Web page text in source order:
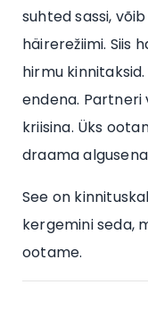
suhted sassi,
häirerežiimi. Siis
hirmu
endena. Partneri
kriisina. Üks
draama
See on
kergemini seda,
ootame.